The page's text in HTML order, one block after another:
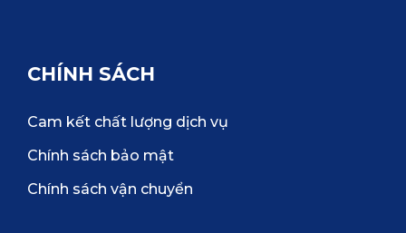
CHÍNH SÁCH
Cam kết chất lượng dịch vụ
Chính sách bảo mật
Chính sách vận chuyển